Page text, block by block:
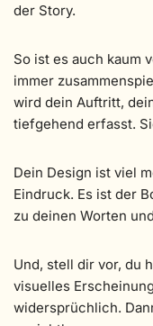
der Story.
So ist es auch kaum
immer
wird dein Auftritt,
tiefgehend erfasst.
Dein Design ist viel
Eindruck. Es ist der
zu deinen Worten
Und, stell dir vor, du
visuelles
widersprüchlich.